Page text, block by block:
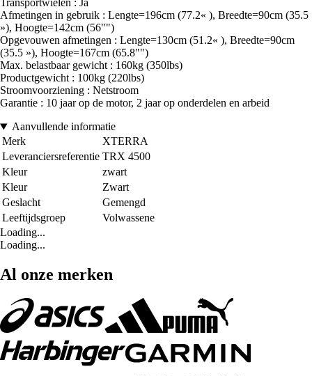
Transportwielen : Ja
Afmetingen in gebruik : Lengte=196cm (77.2« ), Breedte=90cm (35.5
»), Hoogte=142cm (56"")
Opgevouwen afmetingen : Lengte=130cm (51.2« ), Breedte=90cm
(35.5 »), Hoogte=167cm (65.8"")
Max. belastbaar gewicht : 160kg (350lbs)
Productgewicht : 100kg (220lbs)
Stroomvoorziening : Netstroom
Garantie : 10 jaar op de motor, 2 jaar op onderdelen en arbeid
Aanvullende informatie
Merk
XTERRA
Leveranciersreferentie TRX 4500
Kleur
zwart
Kleur
Zwart
Geslacht
Gemengd
Leeftijdsgroep
Volwassene
Loading...
Loading...
Al onze merken